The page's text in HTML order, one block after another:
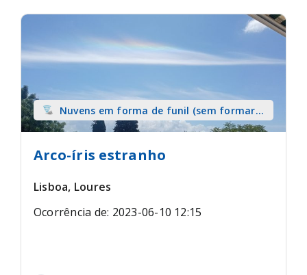
Nuvens em forma de funil (sem formar
tromba) sobre terra
Arco-íris estranho
Lisboa, Loures
Ocorrência de: 2023-06-10 12:15